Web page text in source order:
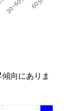
向にありま